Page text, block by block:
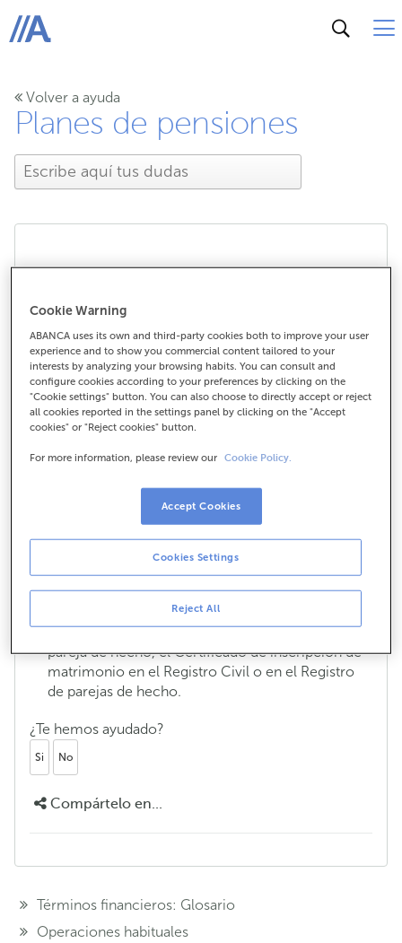
ABANCA
Volver a ayuda
Planes de pensiones
Documentación de los
planes de pensiones
Documentación de los planes de
pensiones
necesario que presentes:
DNI de los beneficiarios.
De designar como beneficiarios a los hijos, el
Libro de Familia.
De designar como beneficiario al cónyuge o
pareja de hecho, el Certificado de inscripción de
matrimonio en el Registro Civil o en el Registro
de parejas de hecho.
¿Te hemos ayudado?
Si No
Compártelo en...
Términos financieros: Glosario
Operaciones habituales
Cookie Warning
ABANCA uses its own and third-party cookies both to improve your user
experience and to show you commercial content tailored to your
interests by analyzing your browsing habits. You can consult and
configure cookies according to your preferences by clicking on the
"Cookie settings" button. You can also choose to directly accept or reject
all cookies reported in the settings panel by clicking on the "Accept
cookies" or "Reject cookies" button.
For more information, please review our Cookie Policy.
Reject All
Cookies Settings
Accept Cookies